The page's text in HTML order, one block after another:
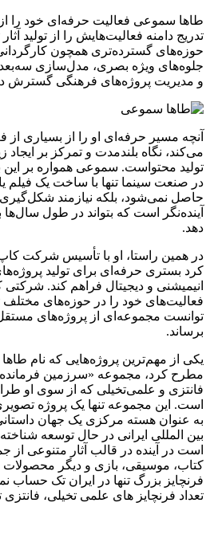
طاها سموعی فعالیت حرفه‌ای خود را
تدریج دامنه فعالیت‌هایش را از تولید
حوزه‌های گسترده‌تری همچون
جلوه‌های ویژه بصری، مدل‌سازی
و مدیریت پروژه‌های فرهنگی گسترش
آنچه مسیر حرفه‌ای او را از بسیاری از
می‌کند، نگاه بلندمدت و تمرکز بر ایجاد
تولید محتواست. سموعی همواره بر
در صنعت سینما تنها با ساخت یک فیلم
حاصل نمی‌شود، بلکه نیازمند شکل‌گیری
آینده‌نگر است که بتواند در طول سال‌ها
دهد.
در همین راستا، او با تأسیس شرکت
کرد بستری حرفه‌ای برای تولید
انیمیشنی و دیجیتال فراهم کند.
فعالیت‌های خود را در حوزه‌های مختلف
توانست مجموعه‌ای از پروژه‌های مستقل
برساند.
یکی از مهم‌ترین پروژه‌هایی که نام
مطرح کرد، مجموعه «سرزمین
فانتزی و علمی‌تخیلی که از سوی او
است. این مجموعه تنها یک پروژه
به عنوان هسته مرکزی یک جهان
بین المللی ایرانی در حال توسعه
است در آینده در قالب آثار متنوعی از
کتاب، موسیقی، بازی و دیگر
فرنچایز بزرگ تنها در ایران تک حساب
تعداد فرنچایز های علمی تخیلی،